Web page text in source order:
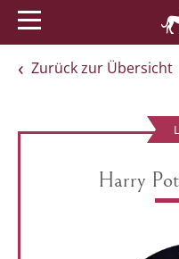
Zurück zur Übersicht
Harry